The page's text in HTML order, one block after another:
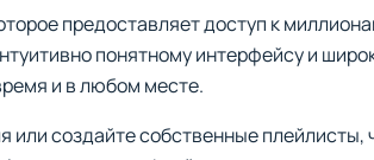
предоставляет доступ к
понятному интерфейсу и
и в любом месте.
или создайте собственные